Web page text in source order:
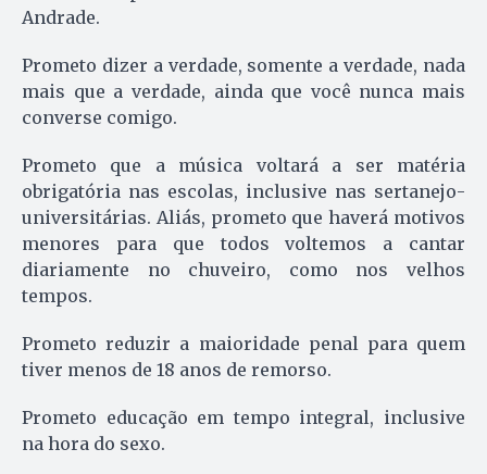
Andrade.
Prometo dizer a verdade, so­men­te a verdade, nada
mais que a ver­dade, ainda que você nunca mais
converse comigo.
Prometo que a música voltará a ser matéria
obrigatória nas escolas, inclusive nas sertanejo-
universitárias. Aliás, prometo que haverá motivos
me­nores para que to­dos voltemos a cantar
diariamente no chuveiro, como nos velhos
tempos.
Prometo reduzir a maioridade penal pa­ra quem
tiver me­nos de 18 anos de remorso.
Prometo educação em tempo integral, inclusive
na hora do sexo.